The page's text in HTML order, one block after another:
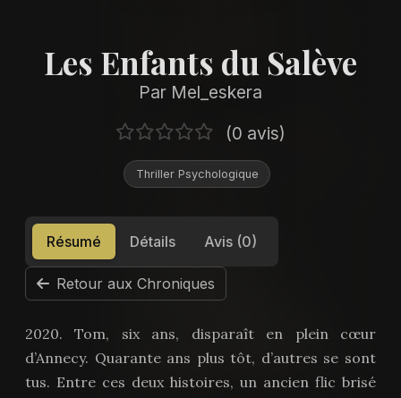
Les Enfants du Salève
Par Mel_eskera
(0 avis)
Thriller Psychologique
Résumé Détails Avis (0)
Retour aux Chroniques
2020. Tom, six ans, disparaît en plein cœur
d’Annecy. Quarante ans plus tôt, d’autres se sont
tus. Entre ces deux histoires, un ancien flic brisé